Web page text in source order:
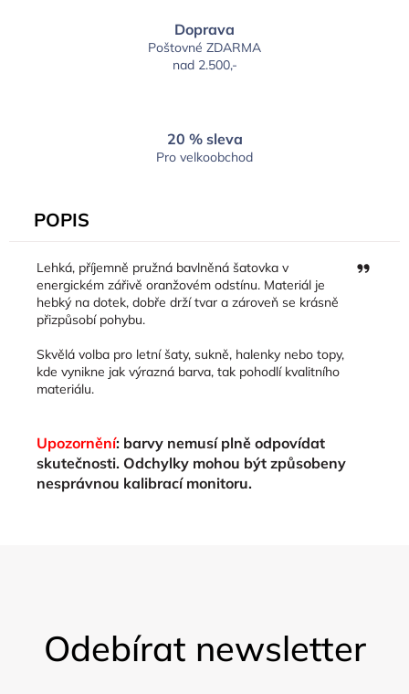
Doprava
Poštovné ZDARMA
nad 2.500,-
20 % sleva
Pro velkoobchod
POPIS
Lehká, příjemně pružná bavlněná šatovka v
energickém zářivě oranžovém odstínu. Materiál je
hebký na dotek, dobře drží tvar a zároveň se krásně
přizpůsobí pohybu.
Skvělá volba pro letní šaty, sukně, halenky nebo topy,
kde vynikne jak výrazná barva, tak pohodlí kvalitního
materiálu.
Zeptat
Upozornění: barvy nemusí plně odpovídat
skutečnosti. Odchylky mohou být způsobeny
nesprávnou kalibrací monitoru.
Odebírat newsletter